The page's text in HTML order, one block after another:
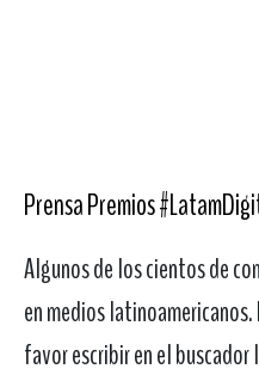
Prensa Premios
Algunos de los cientos de
en medios
favor escribir en el